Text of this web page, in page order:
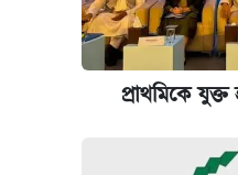
কবে হবে মেডিকেল
আজকের বাজারে
আজকের বাজারে
প্রাথমিকে যুক্ত